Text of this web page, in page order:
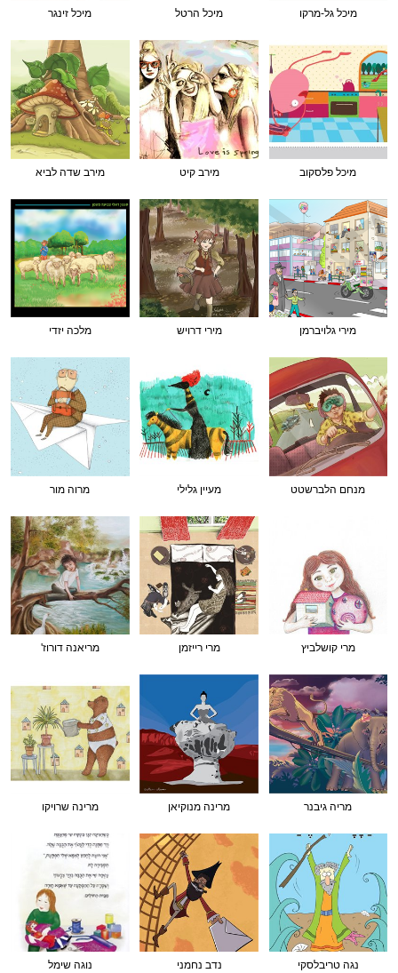
מיכל גל-מרקו מיכל הרטל מיכל זינגר
מיכל פלסקוב מירב קיט מירב שדה לביא
מירי גלויברמן מירי דרויש מלכה יזדי
מנחם הלברשטט מעיין גלילי מרוה מור
מרי קושלביץ מרי רייזמן מריאנה דורוז'
מריה גיבנר מרינה מנוקיאן מרינה שרויקו
נגה טריבלסקי נדב נחמני נוגה שימל